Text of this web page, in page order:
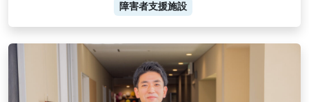
障害者支援施設